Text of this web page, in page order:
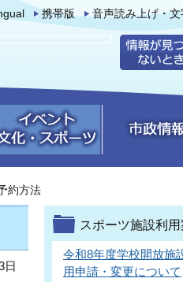
携帯版 音声読み上げ・
約方法
日
スポーツ施設利用
令和8年度学校開放施
用申請・変更について